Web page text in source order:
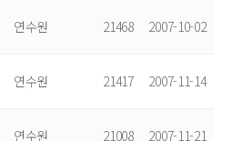
연수원 21468 2007-10-02
연수원 21417 2007-11-14
연수원 21008 2007-11-21